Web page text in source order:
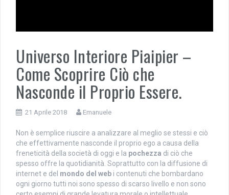
Universo Interiore Piaipier –
Come Scoprire Ciò che
Nasconde il Proprio Essere.
21 Aprile 2018 Emanuele
Non è semplice riuscire a analizzare al meglio se stessi e ciò
che effettivamente nasconde il proprio ego a causa della
freneticità della società di oggi e la pochezza di ciò che
spesso offre la quotidianità. Soprattutto con la diffusione di
internet e del mondo del web i contenuti che bombardano
ogni giorno tutti noi sono spesso di scarso livello e non sono